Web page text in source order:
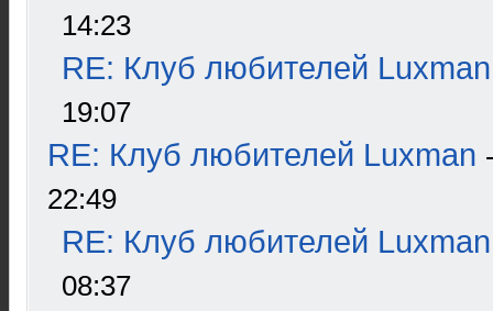
14:23
RE: Клуб любителей Luxman
19:07
RE: Клуб любителей Luxman
22:49
RE: Клуб любителей Luxman
08:37